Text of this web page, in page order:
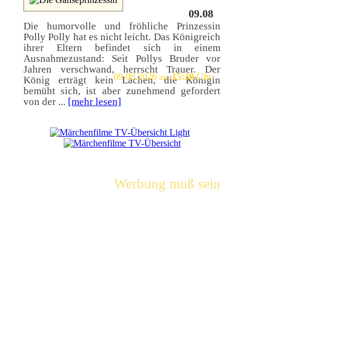
09.08
09.08.2026 um 15:30Uhr
Die humorvolle und fröhliche Prinzessin
Polly Polly hat es nicht leicht. Das Königreich
ihrer Eltern befindet sich in einem
Ausnahmezustand: Seit Pollys Bruder vor
Jahren verschwand, herrscht Trauer. Der
König erträgt kein Lachen, die Königin
bemüht sich, ist aber zunehmend gefordert
von der ... [mehr lesen]
Werbung muß sein